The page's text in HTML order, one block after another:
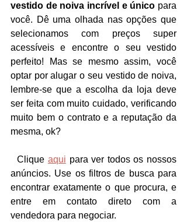
vestido de noiva incrível e único para
você. Dê uma olhada nas opções que
selecionamos com preços super
acessíveis e encontre o seu vestido
perfeito! Mas se mesmo assim, você
optar por alugar o seu vestido de noiva,
lembre-se que a escolha da loja deve
ser feita com muito cuidado, verificando
muito bem o contrato e a reputação da
mesma, ok?
  Clique
aqui para ver todos os nossos
anúncios. Use os filtros de busca para
encontrar exatamente o que procura, e
entre em contato direto com a
vendedora para negociar.